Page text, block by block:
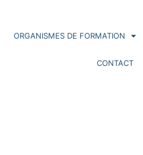
ORGANISMES DE FORMATION
CONTACT